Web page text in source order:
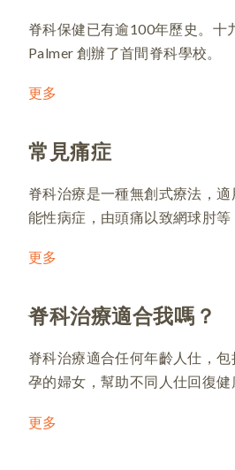
脊科保健已有逾100年歷史。十
Palmer 創辦了首間脊科學校。
更多
常見痛症
脊科治療是一種無創式療法，
能性病症，由頭痛以致網球肘等
更多
脊科治療適合我嗎？
脊科治療適合任何年齡人仕，
孕的婦女，幫助不同人仕回復健
更多